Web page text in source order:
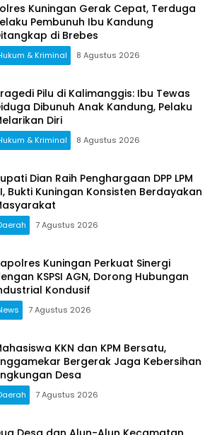
Kuningan Gerak Cepat, Terduga
Pembunuh Ibu Kandung
di Brebes
& Kriminal 8 Agustus 2026
Pilu di Kalimanggis: Ibu Tewas
Dibunuh Anak Kandung, Pelaku
Diri
& Kriminal 8 Agustus 2026
Dian Raih Penghargaan DPP LPM
Bukti Kuningan Konsisten Berdayakan
7 Agustus 2026
Kuningan Perkuat Sinergi
KSPSI AGN, Dorong Hubungan
Kondusif
7 Agustus 2026
KKN dan KPM Bersatu,
Bergerak Jaga Kebersihan
Desa
7 Agustus 2026